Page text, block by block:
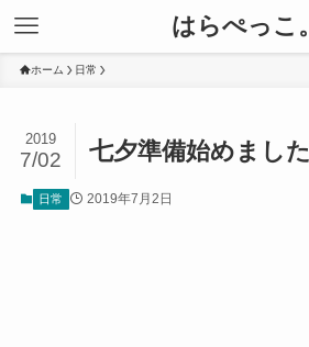
はらぺっこ。
ホーム 日常
七夕準備始めました
2019
7/02
日常 2019年7月2日